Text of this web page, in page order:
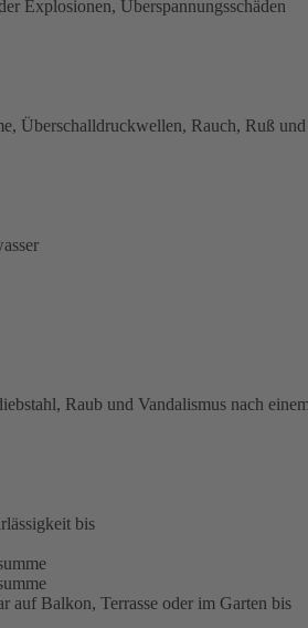
Explosionen, Überspannungsschäden
Überschalldruckwellen, Rauch, Ruß und
Raub und Vandalismus nach
bis
auf Balkon, Terrasse oder im Garten bis